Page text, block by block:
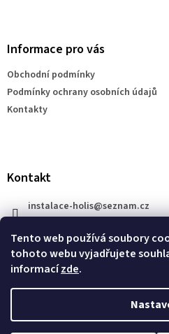
Tento web používá soubory
tohoto webu vyjadřujete
informacízde.
Informace pro vás
Obchodní podmínky
Podmínky ochrany osobních údajů
Kontakty
Kontakt
instalace-holis@seznam.cz
Vytvořil